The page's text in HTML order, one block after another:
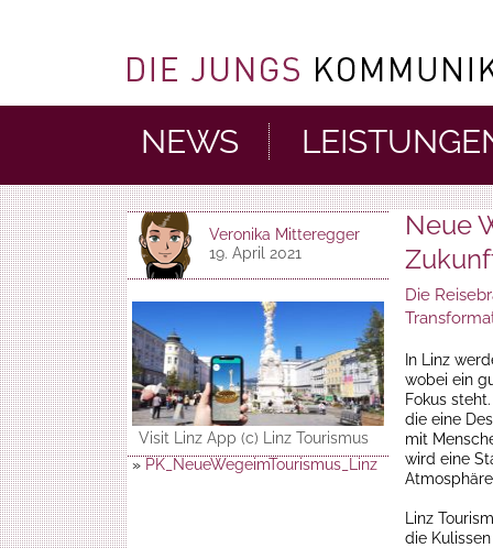
NEWS
Veronika Mitteregger
19. April 2021
Visit Linz App (c) Linz Tourismus
» PK_NeueWegeimTourismus_Linz
Neue
Die
In Linz
wobei ein
Fokus
die eine
mit
wird eine
Linz
die